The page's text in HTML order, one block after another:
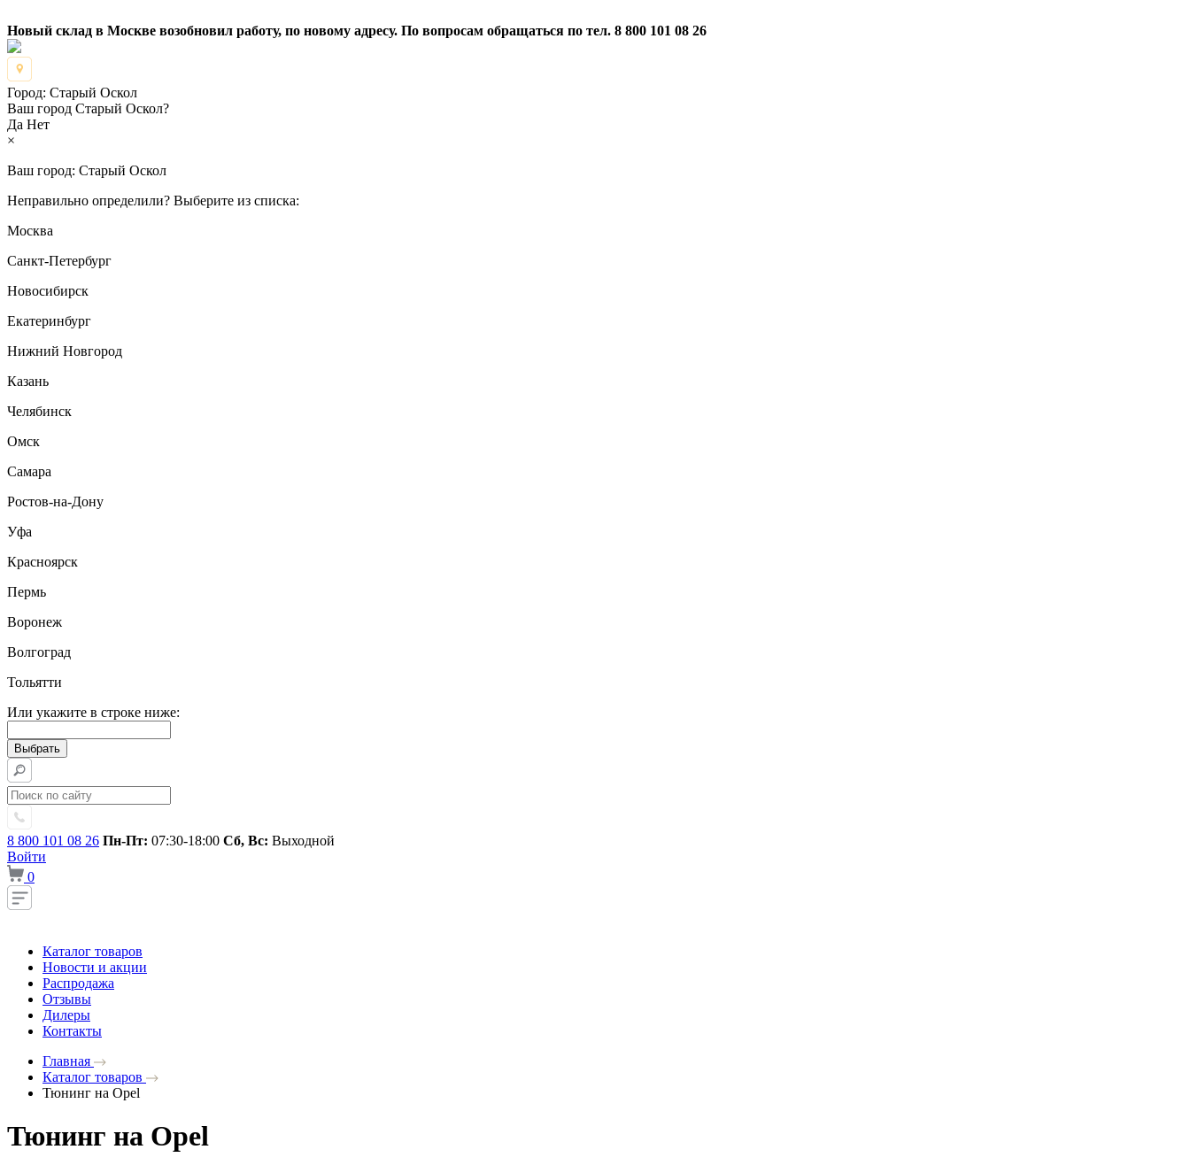
Новый склад в Москве возобновил работу, по новому адресу. По вопросам обращаться по тел. 8 800 101 08 26
Город: Старый Оскол
Ваш город Старый Оскол?
Да Нет
×
Ваш город: Старый Оскол
Неправильно определили? Выберите из списка:
Москва
Санкт-Петербург
Новосибирск
Екатеринбург
Нижний Новгород
Казань
Челябинск
Омск
Самара
Ростов-на-Дону
Уфа
Красноярск
Пермь
Воронеж
Волгоград
Тольятти
Или укажите в строке ниже:
8 800 101 08 26 Пн-Пт: 07:30-18:00 Сб, Вс: Выходной
Войти
0
Каталог товаров
Новости и акции
Распродажа
Отзывы
Дилеры
Контакты
Главная
Каталог товаров
Тюнинг на Opel
Тюнинг на Opel